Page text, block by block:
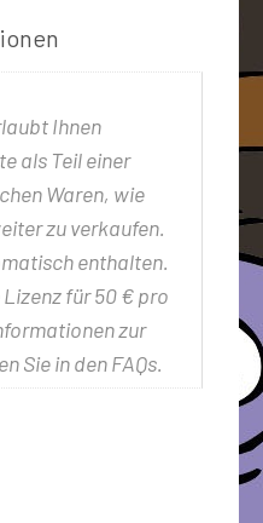
Ihnen
als Teil einer
Waren, wie
zu verkaufen.
enthalten.
für 50 € pro
zur
Sie in den FAQs.